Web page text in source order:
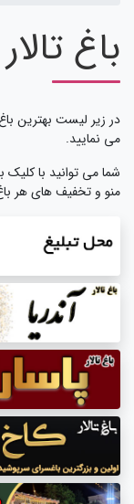
باغ
در زیر لیست بهترین
می نمایید.
شما می توانید با کلیک
منو و تخفیف های هر